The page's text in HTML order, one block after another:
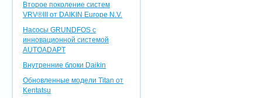
Второе поколение систем
VRV®III от DAIKIN Europe N.V.
Насосы GRUNDFOS с
инновационной системой
AUTOADAPT
Внутренние блоки Daikin
Обновленные модели Titan от
Kentatsu